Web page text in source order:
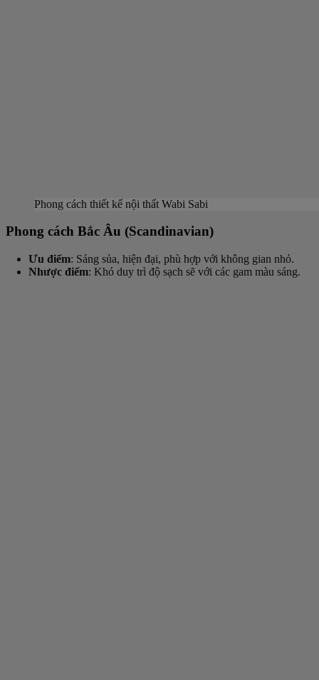
Phong cách thiết kế nội thất Wabi Sabi
Phong cách Bắc Âu (Scandinavian)
Ưu điểm: Sáng sủa, hiện đại, phù hợp với không gian nhỏ.
Nhược điểm: Khó duy trì độ sạch sẽ với các gam màu sáng.